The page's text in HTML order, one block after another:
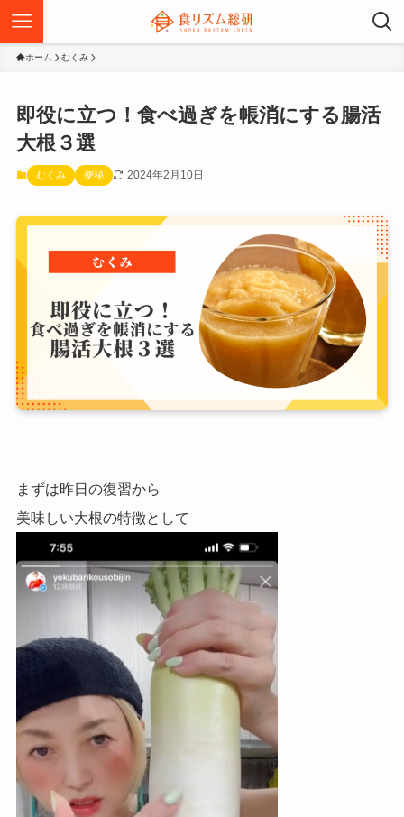
ホーム むくみ
即役に立つ！食べ過ぎを帳消にする腸活
大根３選
むくみ 便秘 2024年2月10日
まずは昨日の復習から
美味しい大根の特徴として